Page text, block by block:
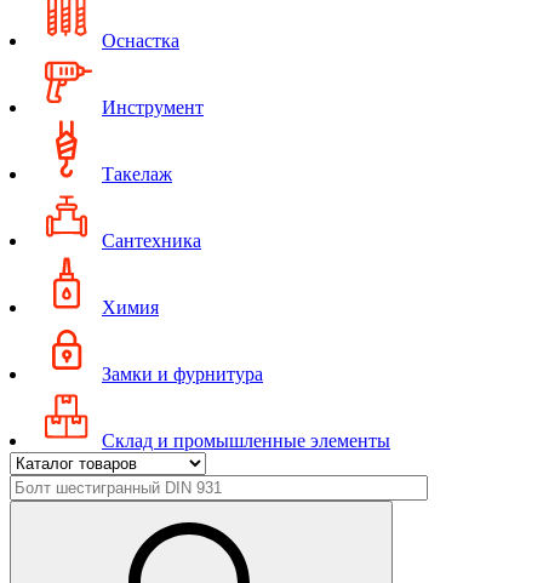
Оснастка
Инструмент
Такелаж
Сантехника
Химия
Замки и фурнитура
Склад и промышленные элементы